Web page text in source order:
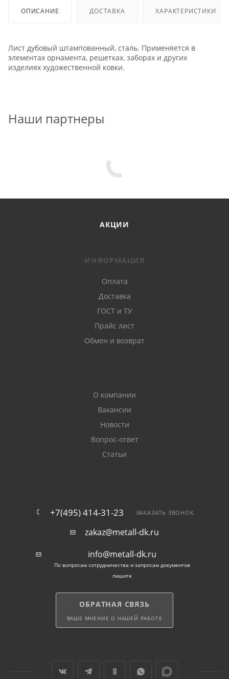
ОПИСАНИЕ ДОСТАВКА ХАРАКТЕРИСТИКИ
Лист дубовый штампованный, сталь. Применяется в
элементах орнамента, решетках, заборах и других
изделиях художественной ковки.
Наши партнеры
АКЦИИ
ИНФОРМАЦИЯ
Оплата
Доставка
ГОСТ и ТУ
Прайс лист
Обмен и возврат
О компании
Вакансии
Новости
Вопрос-ответ
Статьи
+7(495) 414-31-23 ЗАКАЗАТЬ ЗВОНОК
zakaz@metall-dk.ru
info@metall-dk.ru
По вопросам сотрудничества и запросам документов
пишите
ОБРАТНАЯ СВЯЗЬ
ВАШЕ МНЕНИЕ О НАШЕЙ РАБОТЕ